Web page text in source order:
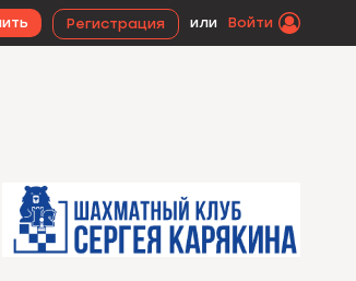
Регистрация или Войти